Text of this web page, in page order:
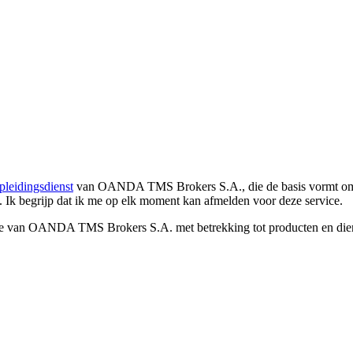
van OANDA TMS Brokers S.A., die de basis vormt
Ik begrijp dat ik me op elk moment kan afmelden voor deze service.
OANDA TMS Brokers S.A. met betrekking tot producten en